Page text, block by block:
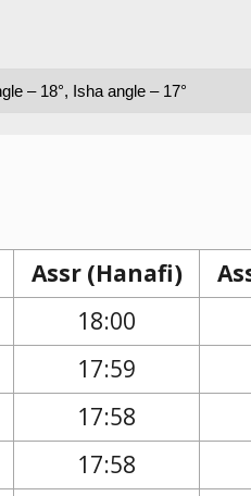
Assr (Hanafi)
18:00
17:59
17:58
17:58